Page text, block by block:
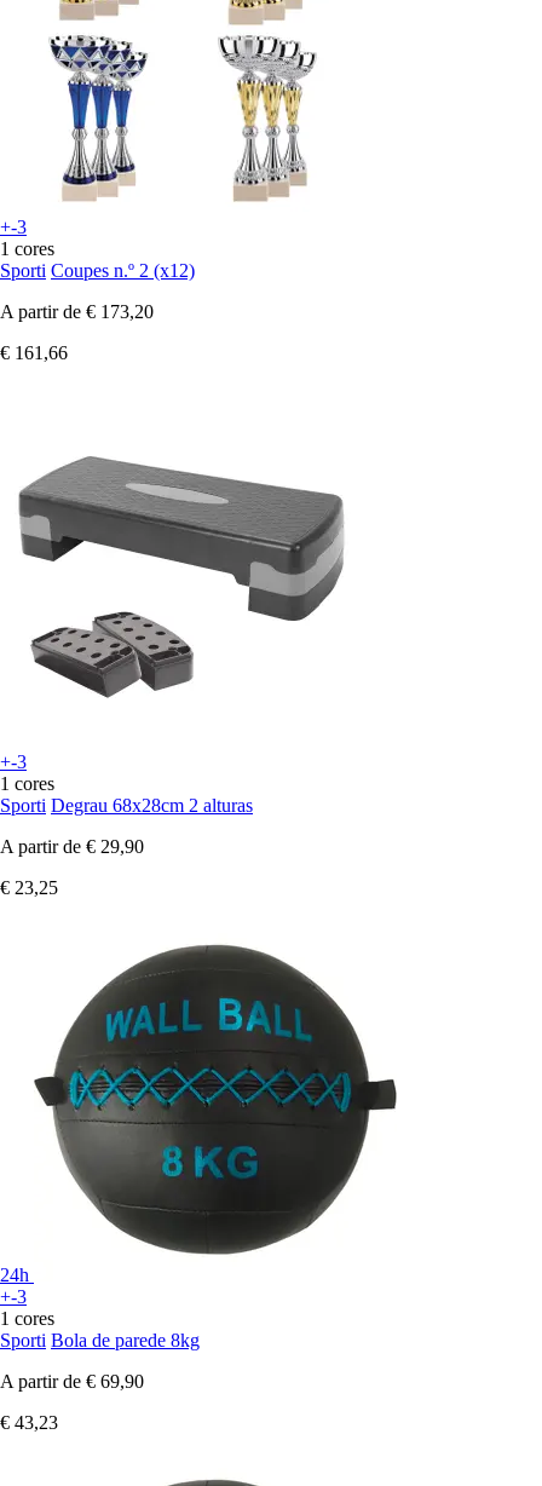
+-3
1 cores
Sporti Coupes n.º 2 (x12)
A partir de € 173,20
€ 161,66
+-3
1 cores
Sporti Degrau 68x28cm 2 alturas
A partir de € 29,90
€ 23,25
24h
+-3
1 cores
Sporti Bola de parede 8kg
A partir de € 69,90
€ 43,23